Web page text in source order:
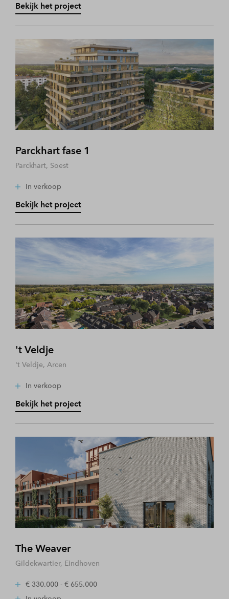
Bekijk het project
Parckhart fase 1
Parckhart, Soest
In verkoop
Bekijk het project
't Veldje
't Veldje, Arcen
In verkoop
Bekijk het project
The Weaver
Gildekwartier, Eindhoven
€ 330.000 - € 655.000